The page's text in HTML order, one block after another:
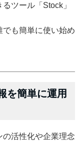
ツール「Stock」
でも簡単に使い始め
を簡単に運用
活性化や企業理念